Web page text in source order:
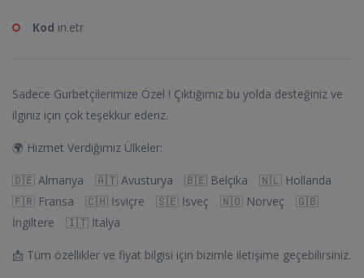
Kod in.etr
Sadece Gurbetçilerimize Özel ! Çıktığımız bu yolda desteğiniz ve
ilginiz için çok teşekkür ederiz.
🌍 Hizmet Verdiğimiz Ülkeler:
🇩🇪 Almanya 🇦🇹 Avusturya 🇧🇪 Belçika 🇳🇱 Hollanda
🇫🇷 Fransa 🇨🇭 İsviçre 🇸🇪 İsveç 🇳🇴 Norveç 🇬🇧
İngiltere 🇮🇹 İtalya
📩 Tüm özellikler ve fiyat bilgisi için bizimle iletişime geçebilirsiniz.